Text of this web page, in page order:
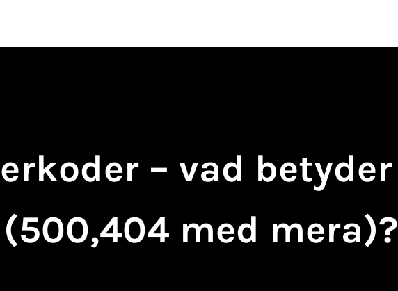
– vad betyder
med mera)?